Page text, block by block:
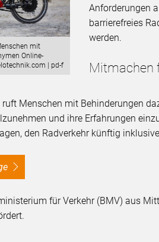
mit
Online-
| pd-f
Anforderungen
barrierefreies
werden.
Mitmachen
ruft Menschen mit Behinderungen
und ihre Erfahrungen
den Radverkehr künftig
für Verkehr (BMV) aus